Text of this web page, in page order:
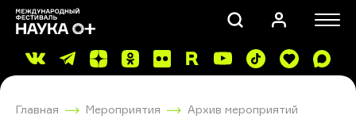
Главная Мероприятия Архив мероприятий